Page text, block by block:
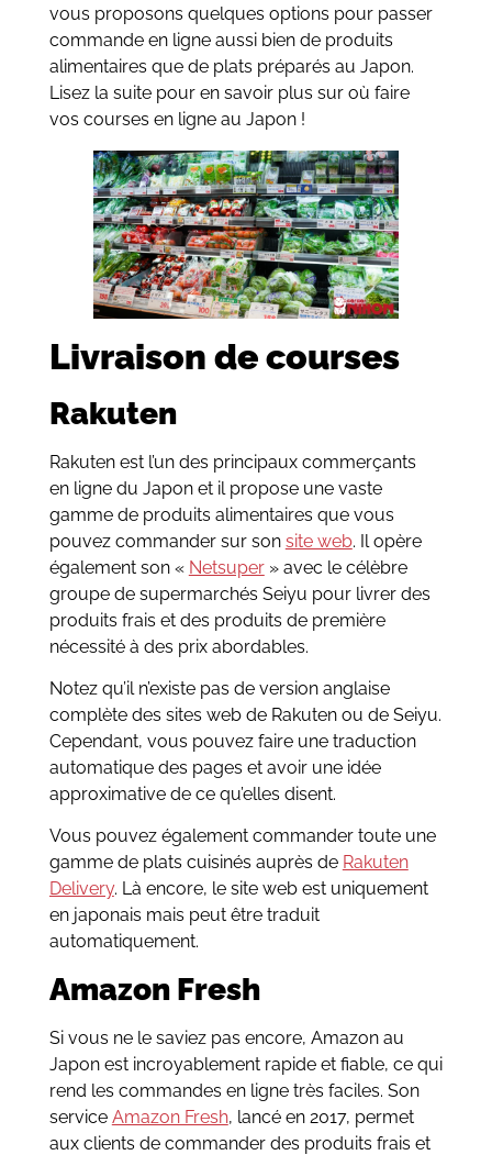
vous proposons quelques options pour passer
commande en ligne aussi bien de produits
alimentaires que de plats préparés au Japon.
Lisez la suite pour en savoir plus sur où faire
vos courses en ligne au Japon !
Livraison de courses
Rakuten
Rakuten est l’un des principaux commerçants
en ligne du Japon et il propose une vaste
gamme de produits alimentaires que vous
pouvez commander sur son site web. Il opère
également son « Netsuper» avec le célèbre
groupe de supermarchés Seiyu pour livrer des
produits frais et des produits de première
nécessité à des prix abordables.
Notez qu’il n’existe pas de version anglaise
complète des sites web de Rakuten ou de Seiyu.
Cependant, vous pouvez faire une traduction
automatique des pages et avoir une idée
approximative de ce qu’elles disent.
Vous pouvez également commander toute une
gamme de plats cuisinés auprès de Rakuten
Delivery. Là encore, le site web est uniquement
en japonais mais peut être traduit
automatiquement.
Amazon Fresh
Si vous ne le saviez pas encore, Amazon au
Japon est incroyablement rapide et fiable, ce qui
rend les commandes en ligne très faciles. Son
service Amazon Fresh, lancé en 2017, permet
aux clients de commander des produits frais et